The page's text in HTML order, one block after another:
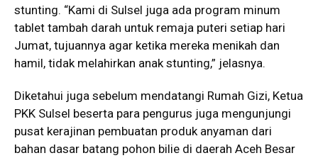
stunting. “Kami di Sulsel juga ada program minum
tablet tambah darah untuk remaja puteri setiap hari
Jumat, tujuannya agar ketika mereka menikah dan
hamil, tidak melahirkan anak stunting,” jelasnya.
Diketahui juga sebelum mendatangi Rumah Gizi, Ketua
PKK Sulsel beserta para pengurus juga mengunjungi
pusat kerajinan pembuatan produk anyaman dari
bahan dasar batang pohon bilie di daerah Aceh Besar